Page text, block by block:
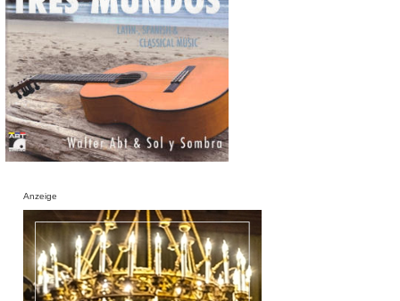
Anzeige